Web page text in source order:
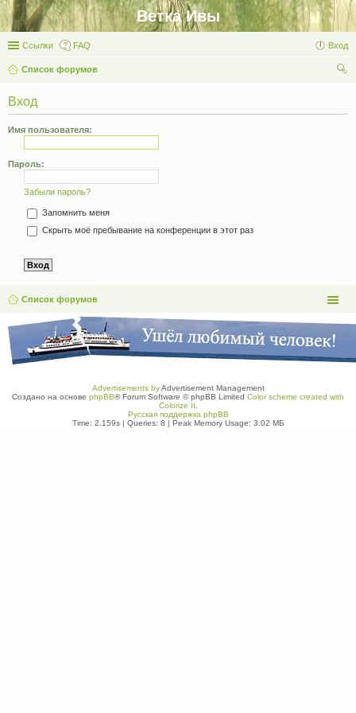
Ветка Ивы
Ссылки FAQ Вход
Список форумов
Вход
Имя пользователя:
Пароль:
Забыли пароль?
Запомнить меня
Скрыть моё пребывание на конференции в этот раз
Список форумов
Advertisements byAdvertisement Management
Создано на основе phpBB® Forum Software © phpBB Limited Color scheme created with
Colorize It.
Русская поддержка phpBB
Time: 2.159s| Queries: 8 | Peak Memory Usage: 3.02 МБ